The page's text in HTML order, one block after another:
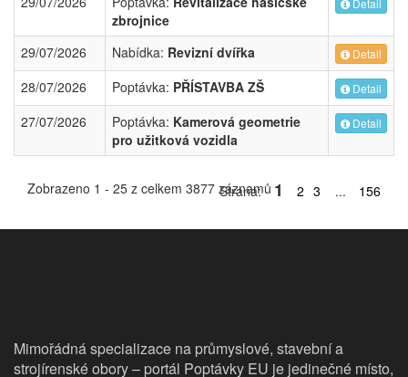
zbrojnice
Detail
29/07/2026 Nabídka: Revizní dvířka Detail
28/07/2026 Poptávka: PŘÍSTAVBA ZŠ Detail
27/07/2026 Poptávka: Kamerová geometrie
pro užitková vozidla
Detail
Zobrazeno 1 - 25 z celkem 3877 záznamů
Strana: 1 2 3 ... 156
Mimořádná specializace na průmyslové, stavební a
strojírenské obory – portál Poptávky EU je jedinečné místo,